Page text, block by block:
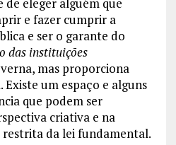
e fazer cumprir a
e ser o garante do
das instituições
mas proporciona
um espaço e alguns
que podem ser
criativa e na
da lei fundamental.